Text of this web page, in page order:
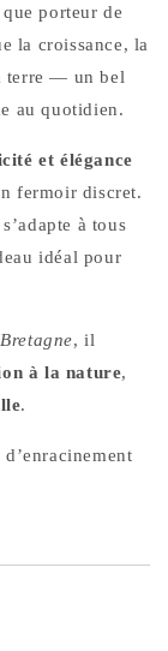
porteur de
la croissance, la
terre — un bel
au quotidien.
et élégance
fermoir discret.
à tous
idéal pour
, il
à la nature,
.